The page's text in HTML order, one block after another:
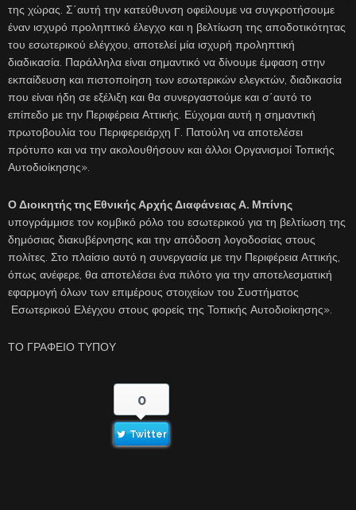
της χώρας. Σ΄αυτή την κατεύθυνση οφείλουμε να συγκροτήσουμε
έναν ισχυρό προληπτικό έλεγχο και η βελτίωση της αποδοτικότητας
του εσωτερικού ελέγχου, αποτελεί μία ισχυρή προληπτική
διαδικασία. Παράλληλα είναι σημαντικό να δίνουμε έμφαση στην
εκπαίδευση και πιστοποίηση των εσωτερικών ελεγκτών, διαδικασία
που είναι ήδη σε εξέλιξη και θα συνεργαστούμε και σ΄αυτό το
επίπεδο με την Περιφέρεια Αττικής. Εύχομαι αυτή η σημαντική
πρωτοβουλία του Περιφερειάρχη Γ. Πατούλη να αποτελέσει
πρότυπο και να την ακολουθήσουν και άλλοι Οργανισμοί Τοπικής
Αυτοδιοίκησης».
Ο Διοικητής της Εθνικής Αρχής Διαφάνειας Α. Μπίνης
υπογράμμισε τον κομβικό ρόλο του εσωτερικού για τη βελτίωση της
δημόσιας διακυβέρνησης και την απόδοση λογοδοσίας στους
πολίτες. Στο πλαίσιο αυτό η συνεργασία με την Περιφέρεια Αττικής,
όπως ανέφερε, θα αποτελέσει ένα πιλότο για την αποτελεσματική
εφαρμογή όλων των επιμέρους στοιχείων του Συστήματος
Εσωτερικού Ελέγχου στους φορείς της Τοπικής Αυτοδιοίκησης».
ΤΟ ΓΡΑΦΕΙΟ ΤΥΠΟΥ
0
Twitter